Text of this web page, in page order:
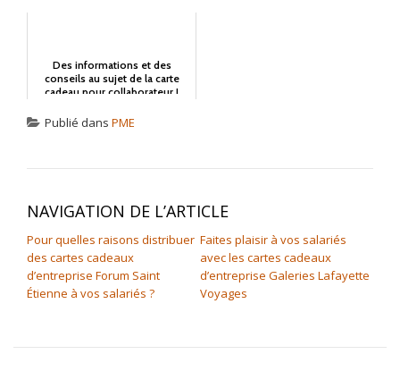
Des informations et des
conseils au sujet de la carte
cadeau pour collaborateur !
Publié dans PME
NAVIGATION DE L’ARTICLE
Pour quelles raisons distribuer
des cartes cadeaux
d’entreprise Forum Saint
Étienne à vos salariés ?
Faites plaisir à vos salariés
avec les cartes cadeaux
d’entreprise Galeries Lafayette
Voyages